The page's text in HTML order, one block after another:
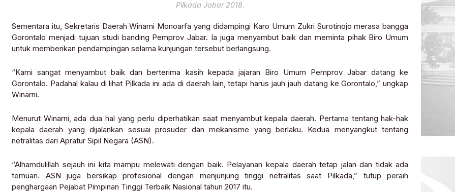
Pilkada Jabar 2018.
Sementara itu, Sekretaris Daerah Winarni Monoarfa yang didampingi Karo Umum Zukri Surotinojo merasa bangga
Gorontalo menjadi tujuan studi banding Pemprov Jabar. Ia juga menyambut baik dan meminta pihak Biro Umum
untuk memberikan pendampingan selama kunjungan tersebut berlangsung.
“Kami sangat menyambut baik dan berterima kasih kepada jajaran Biro Umum Pemprov Jabar datang ke
Gorontalo. Padahal kalau di lihat Pilkada ini ada di daerah lain, tetapi harus jauh jauh datang ke Gorontalo,” ungkap
Winarni.
Menurut Winarni, ada dua hal yang perlu diperhatikan saat menyambut kepala daerah. Pertama tentang hak-hak
kepala daerah yang dijalankan sesuai prosuder dan mekanisme yang berlaku. Kedua menyangkut tentang
netralitas dari Apratur Sipil Negara (ASN).
“Alhamdulillah sejauh ini kita mampu melewati dengan baik. Pelayanan kepala daerah tetap jalan dan tidak ada
temuan. ASN juga bersikap profesional dengan menjunjung tinggi netralitas saat Pilkada,” tutup peraih
penghargaan Pejabat Pimpinan Tinggi Terbaik Nasional tahun 2017 itu.